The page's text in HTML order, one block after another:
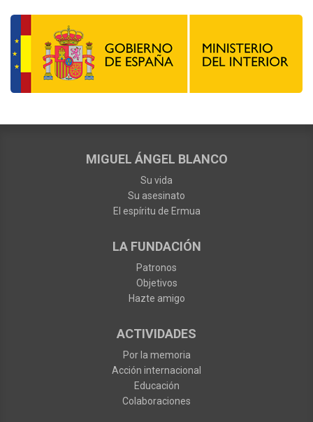
MIGUEL ÁNGEL BLANCO
Su vida
Su asesinato
El espíritu de Ermua
LA FUNDACIÓN
Patronos
Objetivos
Hazte amigo
ACTIVIDADES
Por la memoria
Acción internacional
Educación
Colaboraciones